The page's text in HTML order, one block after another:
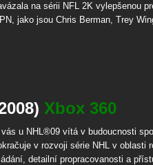
na sérii NFL 2K vylepšenou
jako jsou Chris Berman, Trey
Xbox 360
u NHL®09 vítá v budoucnosti
v rozvoji série NHL v oblasti
detailní propracovanosti a